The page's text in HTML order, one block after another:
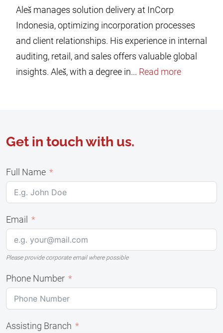
Aleš manages solution delivery at InCorp
Indonesia, optimizing incorporation processes
and client relationships. His experience in internal
auditing, retail, and sales offers valuable global
insights. Aleš, with a degree in... Read more
Get in touch with us.
Full Name
Email
Please provide corporate email where possible
Phone Number
Assisting Branch